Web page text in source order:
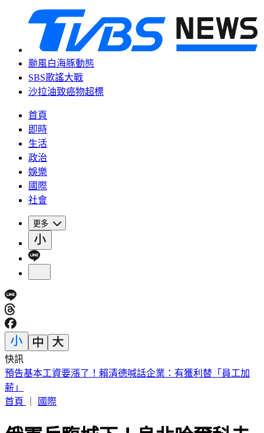
颱風白海豚動態
SBS歌謠大戰
沙拉油致癌物超標
首頁
即時
生活
政治
娛樂
國際
社會
更多
快訊
5年前爆校園霸凌！韓男星現身菲律賓近況曝
首頁
俄軍兵臨城下！烏北哈爾科夫